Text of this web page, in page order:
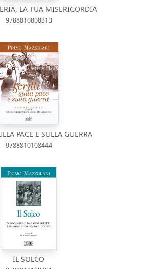
LA TUA MISERICORDIA
9788810808313
PACE E SULLA GUERRA
9788810108444
IL SOLCO